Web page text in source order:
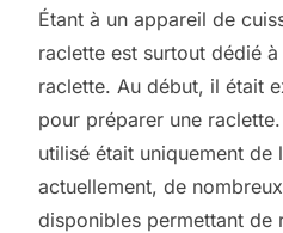
Étant à un appareil de
raclette est surtout dédié
raclette. Au début, il était
pour préparer une
utilisé était uniquement de
actuellement, de
disponibles permettant de